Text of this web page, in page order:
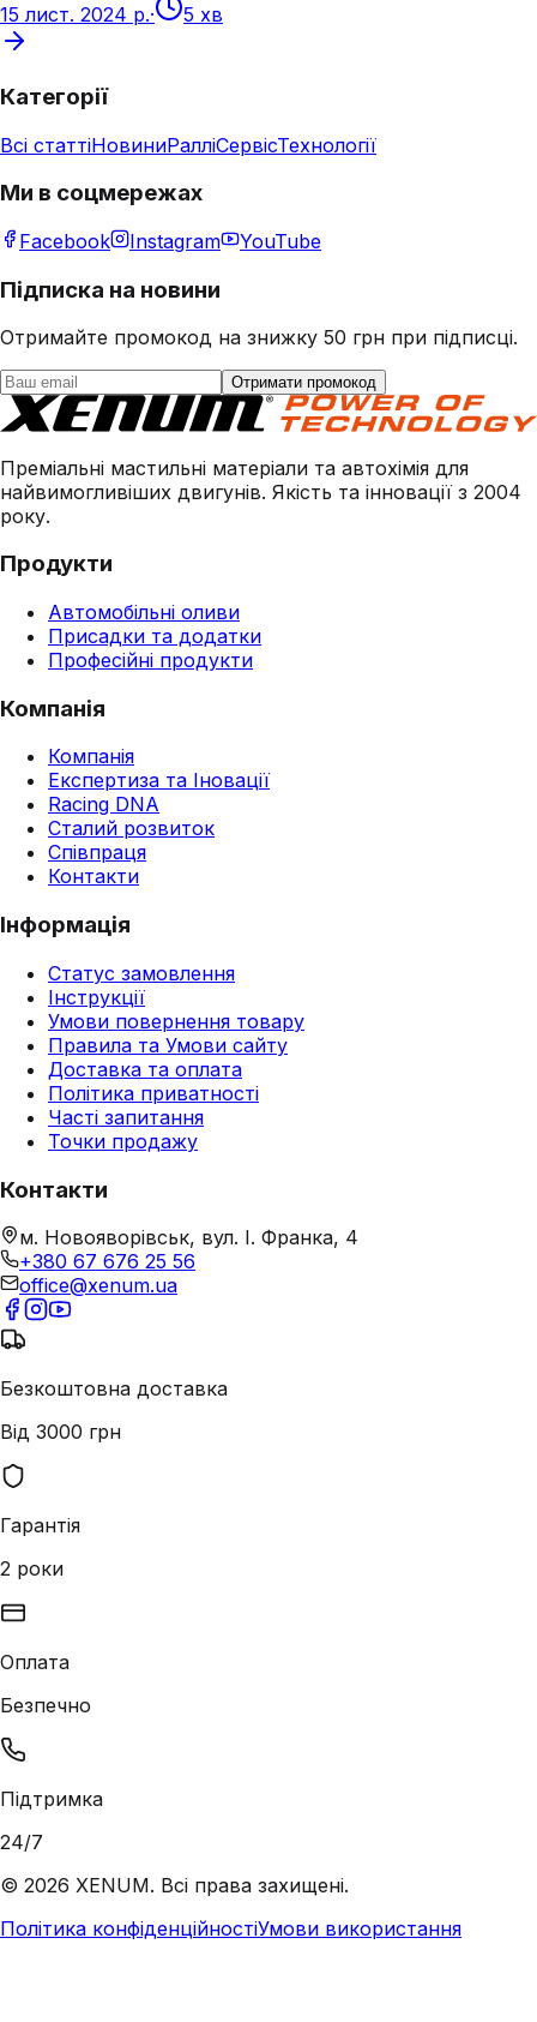
15 лист. 2024 р.· 5 хв
Категорії
Всі статтіНовиниРалліСервісТехнології
Ми в соцмережах
Facebook Instagram YouTube
Підписка на новини
Отримайте промокод на знижку 50 грн при підписці.
Отримати промокод
Преміальні мастильні матеріали та автохімія для
найвимогливіших двигунів. Якість та інновації з 2004
року.
Продукти
Автомобільні оливи
Присадки та додатки
Професійні продукти
Компанія
Компанія
Експертиза та Іновації
Racing DNA
Сталий розвиток
Співпраця
Контакти
Інформація
Статус замовлення
Інструкції
Умови повернення товару
Правила та Умови сайту
Доставка та оплата
Політика приватності
Часті запитання
Точки продажу
Контакти
м. Новояворівськ, вул. І. Франка, 4
+380 67 676 25 56
office@xenum.ua
Безкоштовна доставка
Від 3000 грн
Гарантія
2 роки
Оплата
Безпечно
Підтримка
24/7
© 2026 XENUM. Всі права захищені.
Політика конфіденційностіУмови використання